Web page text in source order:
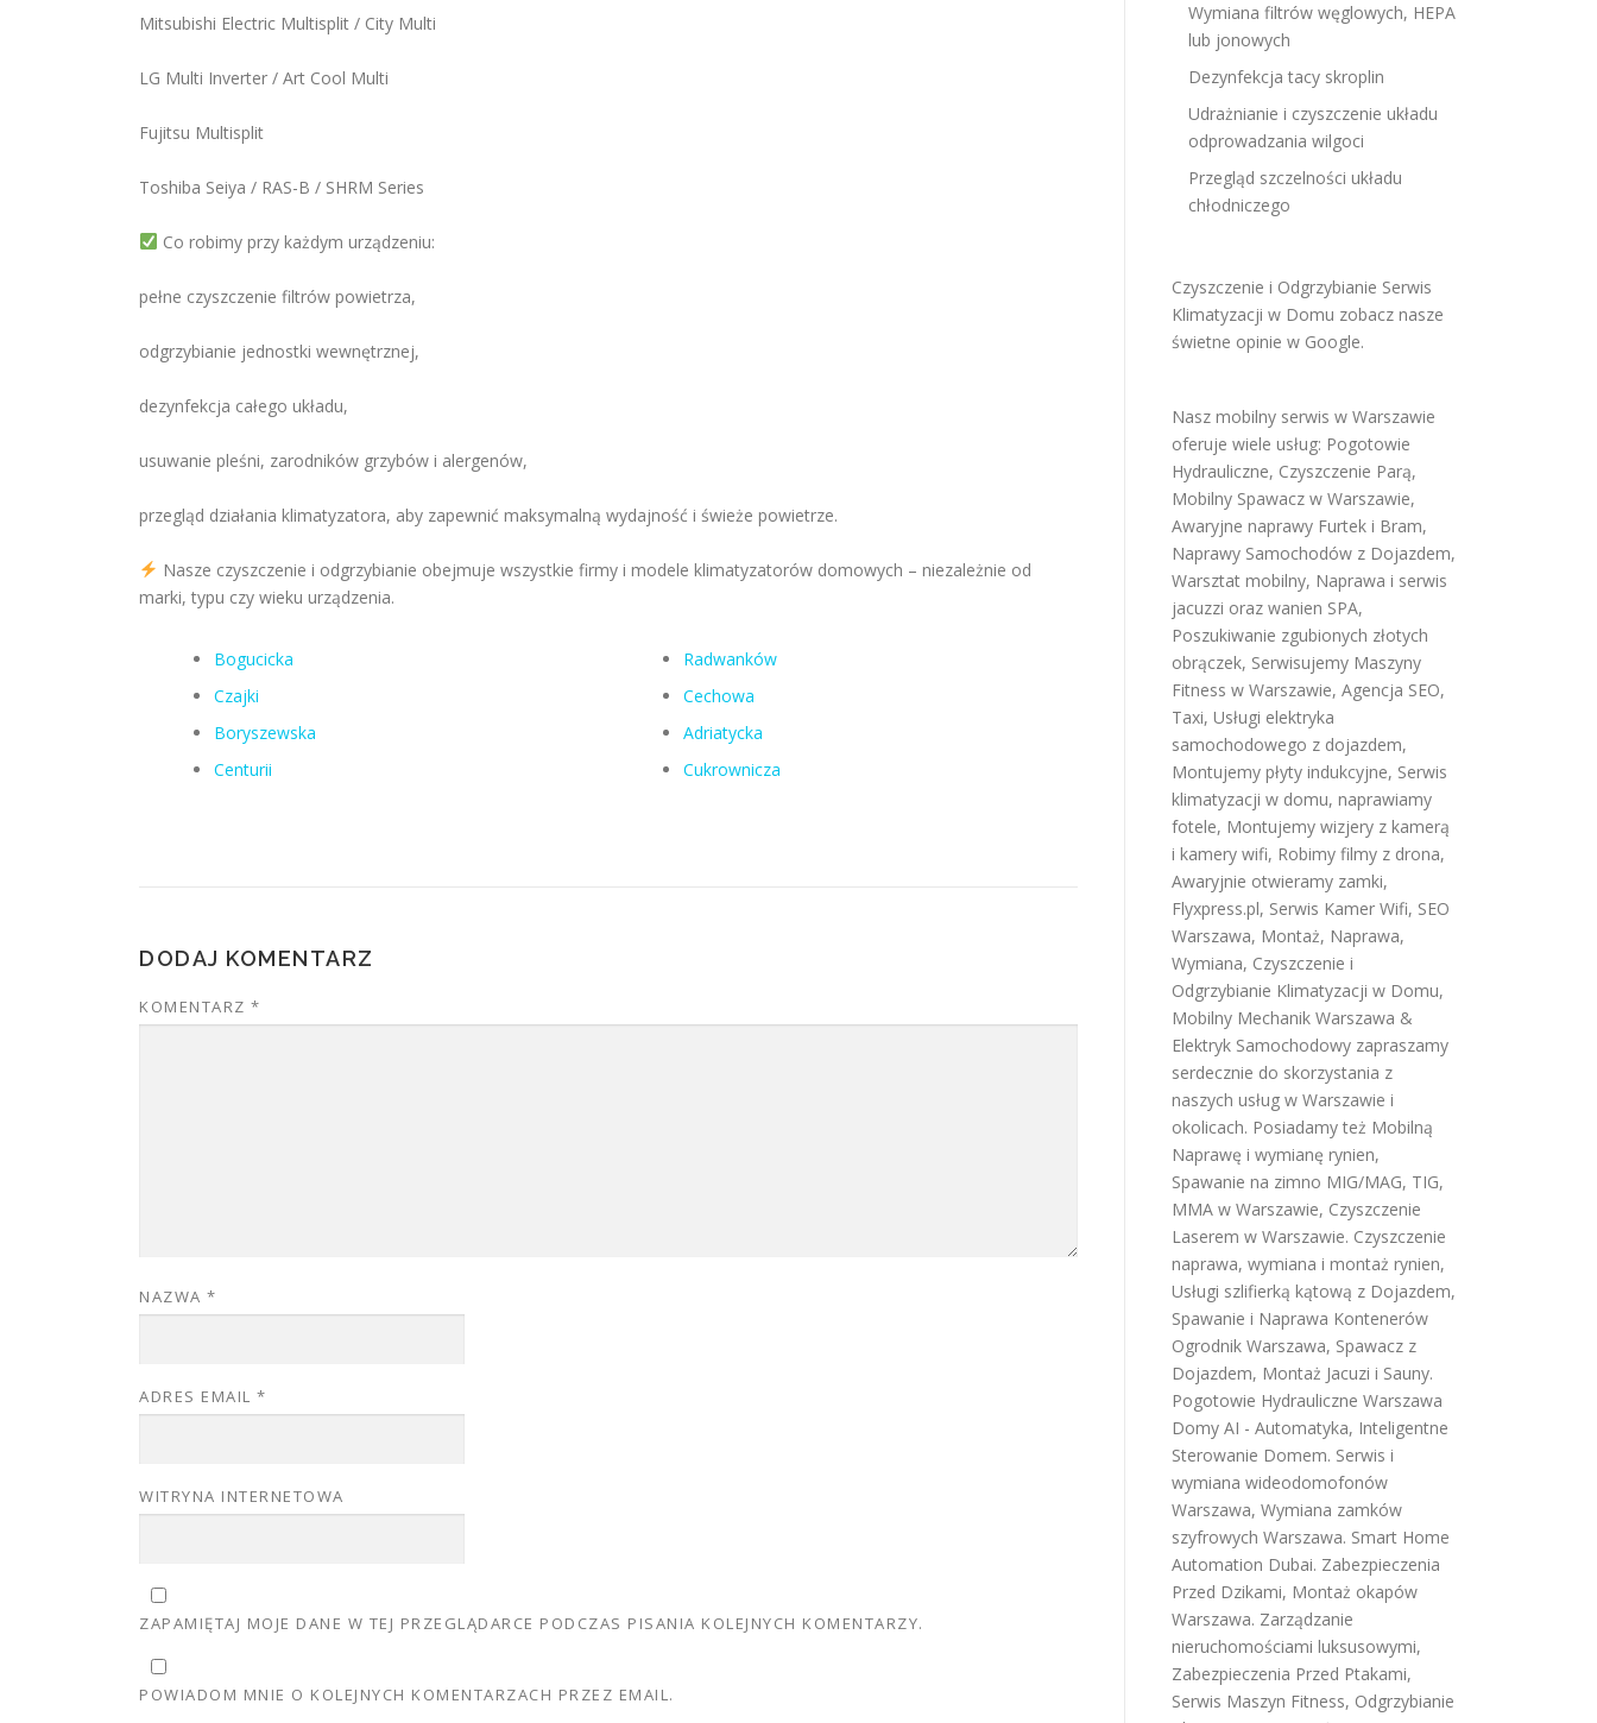
Mitsubishi Electric Multisplit / City Multi
LG Multi Inverter / Art Cool Multi
Fujitsu Multisplit
Toshiba Seiya / RAS-B / SHRM Series
Co robimy przy każdym urządzeniu:
pełne czyszczenie filtrów powietrza,
odgrzybianie jednostki wewnętrznej,
dezynfekcja całego układu,
usuwanie pleśni, zarodników grzybów i alergenów,
przegląd działania klimatyzatora, aby zapewnić maksymalną wydajność i świeże powietrze.
Nasze czyszczenie i odgrzybianie obejmuje wszystkie firmy i modele klimatyzatorów domowych – niezależnie od
marki, typu czy wieku urządzenia.
Bogucicka
Czajki
Boryszewska
Centurii
Radwanków
Cechowa
Adriatycka
Cukrownicza
DODAJ KOMENTARZ
KOMENTARZ *
NAZWA *
ADRES EMAIL *
WITRYNA INTERNETOWA
ZAPAMIĘTAJ MOJE DANE W TEJ PRZEGLĄDARCE PODCZAS PISANIA KOLEJNYCH KOMENTARZY.
POWIADOM MNIE O KOLEJNYCH KOMENTARZACH PRZEZ EMAIL.
Wymiana filtrów węglowych, HEPA
lub jonowych
Dezynfekcja tacy skroplin
Udrażnianie i czyszczenie układu
odprowadzania wilgoci
Przegląd szczelności układu
chłodniczego
Czyszczenie i Odgrzybianie Serwis
Klimatyzacji w Domu zobacz nasze
świetne opinie w Google.
Nasz mobilny serwis w Warszawie
oferuje wiele usług: Pogotowie
Hydrauliczne, Czyszczenie Parą,
Mobilny Spawacz w Warszawie,
Awaryjne naprawy Furtek i Bram,
Naprawy Samochodów z Dojazdem,
Warsztat mobilny, Naprawa i serwis
jacuzzi oraz wanien SPA,
Poszukiwanie zgubionych złotych
obrączek, Serwisujemy Maszyny
Fitness w Warszawie, Agencja SEO,
Taxi, Usługi elektryka
samochodowego z dojazdem,
Montujemy płyty indukcyjne, Serwis
klimatyzacji w domu, naprawiamy
fotele, Montujemy wizjery z kamerą
i kamery wifi, Robimy filmy z drona,
Awaryjnie otwieramy zamki,
Flyxpress.pl, Serwis Kamer Wifi, SEO
Warszawa, Montaż, Naprawa,
Wymiana, Czyszczenie i
Odgrzybianie Klimatyzacji w Domu,
Mobilny Mechanik Warszawa &
Elektryk Samochodowy zapraszamy
serdecznie do skorzystania z
naszych usług w Warszawie i
okolicach. Posiadamy też Mobilną
Naprawę i wymianę rynien,
Spawanie na zimno MIG/MAG, TIG,
MMA w Warszawie, Czyszczenie
Laserem w Warszawie. Czyszczenie
naprawa, wymiana i montaż rynien,
Usługi szlifierką kątową z Dojazdem,
Spawanie i Naprawa Kontenerów
Ogrodnik Warszawa, Spawacz z
Dojazdem, Montaż Jacuzi i Sauny.
Pogotowie Hydrauliczne Warszawa
Domy AI - Automatyka, Inteligentne
Sterowanie Domem. Serwis i
wymiana wideodomofonów
Warszawa, Wymiana zamków
szyfrowych Warszawa. Smart Home
Automation Dubai. Zabezpieczenia
Przed Dzikami, Montaż okapów
Warszawa. Zarządzanie
nieruchomościami luksusowymi,
Zabezpieczenia Przed Ptakami,
Serwis Maszyn Fitness, Odgrzybianie